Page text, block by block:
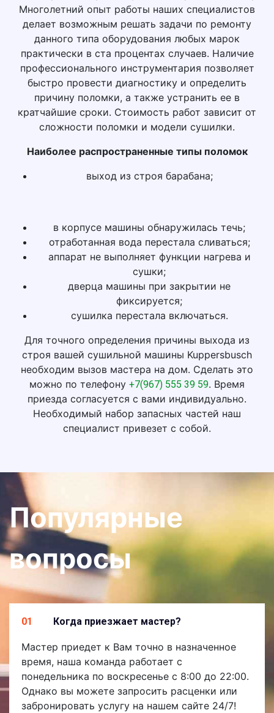
Многолетний опыт работы наших специалистов
делает возможным решать задачи по ремонту
данного типа оборудования любых марок
практически в ста процентах случаев. Наличие
профессионального инструментария позволяет
быстро провести диагностику и определить
причину поломки, а также устранить ее в
кратчайшие сроки. Стоимость работ зависит от
сложности поломки и модели сушилки.
Наиболее распространенные типы поломок
выход из строя барабана;
в корпусе машины обнаружилась течь;
отработанная вода перестала сливаться;
аппарат не выполняет функции нагрева и
сушки;
дверца машины при закрытии не
фиксируется;
сушилка перестала включаться.
Для точного определения причины выхода из
строя вашей сушильной машины Kuppersbusch
необходим вызов мастера на дом. Сделать это
можно по телефону +7(967) 555 39 59. Время
приезда согласуется с вами индивидуально.
Необходимый набор запасных частей наш
специалист привезет с собой.
Популярные
вопросы
01 Когда приезжает мастер?
Мастер приедет к Вам точно в назначенное
время, наша команда работает с
понедельника по воскресенье с 8:00 до 22:00.
Однако вы можете запросить расценки или
забронировать услугу на нашем сайте 24/7!